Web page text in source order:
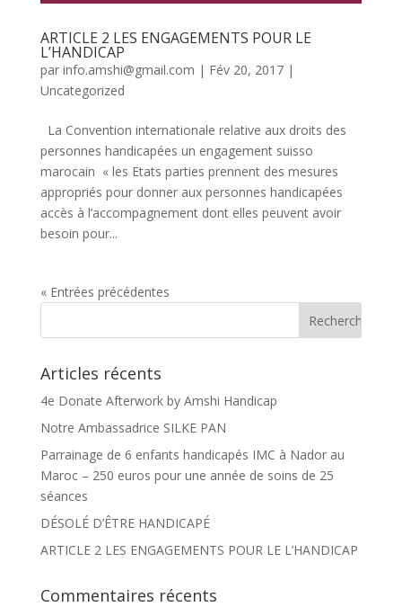
ARTICLE 2 LES ENGAGEMENTS POUR LE
L’HANDICAP
par info.amshi@gmail.com | Fév 20, 2017|
Uncategorized
La Convention internationale relative aux droits des
personnes handicapées un engagement suisso
marocain « les Etats parties prennent des mesures
appropriés pour donner aux personnes handicapées
accès à l’accompagnement dont elles peuvent avoir
besoin pour...
« Entrées précédentes
Articles récents
4e Donate Afterwork by Amshi Handicap
Notre Ambassadrice SILKE PAN
Parrainage de 6 enfants handicapés IMC à Nador au
Maroc – 250 euros pour une année de soins de 25
séances
DÉSOLÉ D’ÊTRE HANDICAPÉ
ARTICLE 2 LES ENGAGEMENTS POUR LE L’HANDICAP
Commentaires récents